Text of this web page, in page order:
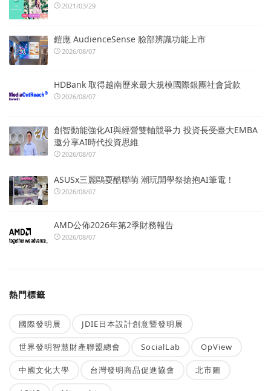
2021/03/29
鎧應 AudienceSense 臉部辨識功能上市
2026/08/07
HDBank 取得越南歷來最大規模國際銀團社會貸款
2026/08/07
創智動能強化AI與經營雙軸競爭力 投資長受臺大EMBA
邀分享AI時代投資思維
2026/08/07
ASUSx三麗鷗耍酷聯萌 潮玩開學祭搶抱AI筆電！
2026/08/07
AMD公佈2026年第2季財務報告
2026/08/07
熱門標籤
國際發明展 JDIE日本設計創意暨發明展
世界發明智慧財產聯盟總會 SocialLab OpView
中國文化大學 台灣發明商品促進協會 北市圖